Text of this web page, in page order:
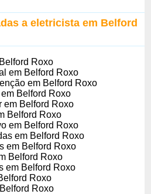
a eletricista em Belford
Roxo
em Belford Roxo
em Belford Roxo
Belford Roxo
em Belford Roxo
Belford Roxo
em Belford Roxo
em Belford Roxo
em Belford Roxo
Belford Roxo
em Belford Roxo
Roxo
Roxo